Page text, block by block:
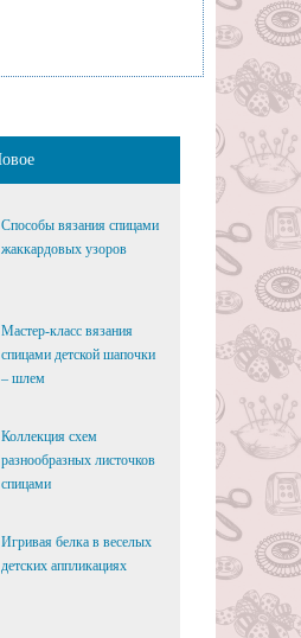
Способы вязания спицами
жаккардовых узоров
Мастер-класс вязания
спицами детской шапочки
– шлем
Коллекция схем
разнообразных листочков
спицами
Игривая белка в веселых
детских аппликациях